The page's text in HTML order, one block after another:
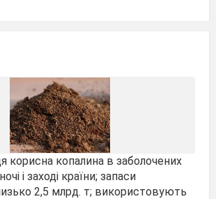
корисна копалина в заболочених
і заході країни; запаси
2,5 млрд. т; використовують